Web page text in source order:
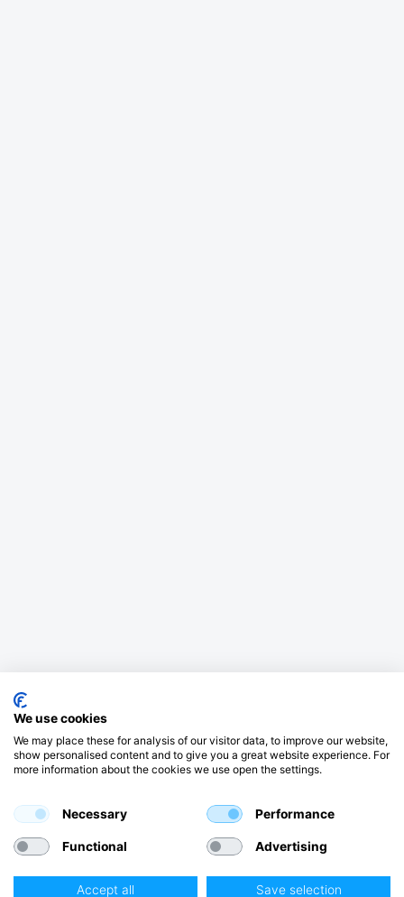
We use cookies
We may place these for analysis of our visitor data, to improve our website,
show personalised content and to give you a great website experience. For
more information about the cookies we use open the settings.
Necessary Performance
Functional Advertising
Accept all Save selection